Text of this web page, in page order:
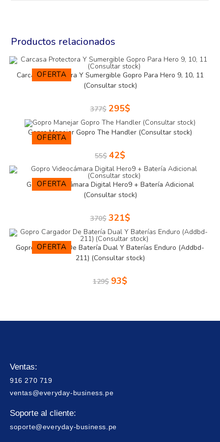
Productos relacionados
OFERTA
Carcasa Protectora Y Sumergible Gopro Para Hero 9, 10, 11
(Consultar stock)
377$ 295$
OFERTA
Gopro Manejar Gopro The Handler (Consultar stock)
55$ 42$
OFERTA
Gopro Videocámara Digital Hero9 + Batería Adicional
(Consultar stock)
370$ 321$
OFERTA
Gopro Cargador De Batería Dual Y Baterías Enduro (Addbd-
211) (Consultar stock)
129$ 93$
Ventas:
916 270 719
ventas@everyday-business.pe
Soporte al cliente:
soporte@everyday-business.pe